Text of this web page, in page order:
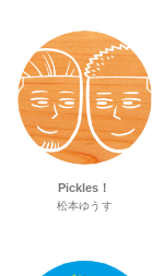
Pickles！
松本ゆうす